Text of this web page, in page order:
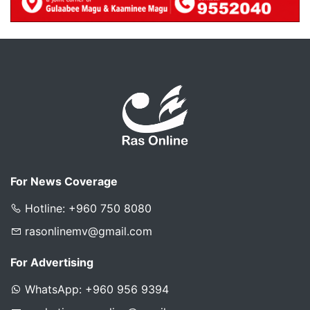
For News Coverage
Hotline: +960 750 8080
rasonlinemv@gmail.com
For Advertising
WhatsApp: +960 956 9394